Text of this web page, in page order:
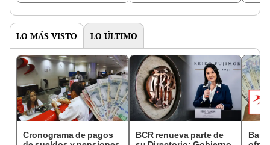
LO MÁS VISTO LO ÚLTIMO
Cronograma de pagos
BCR renueva parte de